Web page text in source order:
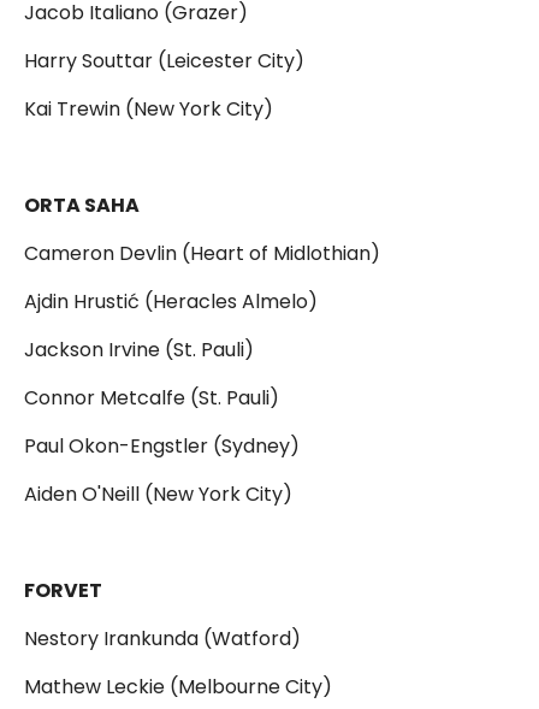
Jacob Italiano (Grazer)
Harry Souttar (Leicester City)
Kai Trewin (New York City)
ORTA SAHA
Cameron Devlin (Heart of Midlothian)
Ajdin Hrustić (Heracles Almelo)
Jackson Irvine (St. Pauli)
Connor Metcalfe (St. Pauli)
Paul Okon-Engstler (Sydney)
Aiden O'Neill (New York City)
FORVET
Nestory Irankunda (Watford)
Mathew Leckie (Melbourne City)